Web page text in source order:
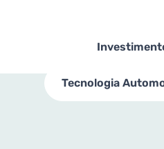
Tecnologia